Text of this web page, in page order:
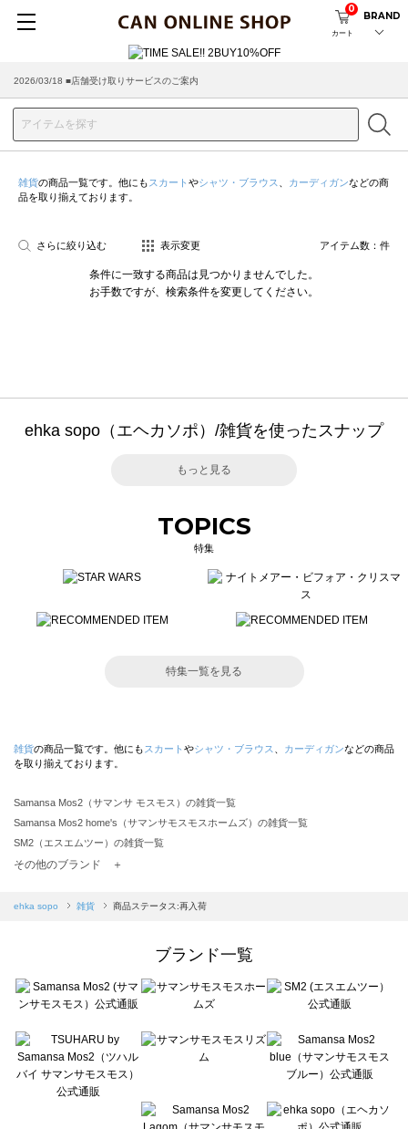
カート
0
BRAND
2026/03/18 ■店舗受け取りサービスのご案内
雑貨の商品一覧です。他にも スカート やシャツ・ブラウス カーディガンなどの商
品を取り揃えております。
さらに絞り込む 表示変更 アイテム数： 件
条件に一致する商品は見つかりませんでした。
お手数ですが、検索条件を変更してください。
ehka sopo（エヘカソポ）/雑貨を使ったスナップ
もっと見る
TOPICS
特集
特集一覧を見る
雑貨の商品一覧です。他にも スカート やシャツ・ブラウス カーディガンなどの商品
を取り揃えております。
Samansa Mos2（サマンサ モスモス）の雑貨一覧
Samansa Mos2 home's（サマンサモスモスホームズ）の雑貨一覧
SM2（エスエムツー）の雑貨一覧
TSUHARU by Samansa Mos2（ツハルバイサマンサモスモス）の雑貨一覧
Samansa Mos2 blue（サマンサモスモス ブルー）の雑貨一覧
sō4ū（ソウフォーユー）の雑貨一覧
Te chichi（テチチ）の雑貨一覧
Te chichi CLASSIC（テチチ クラシック）の雑貨一覧
Lugnoncure（ルノンキュール）の雑貨一覧
BETTY'S BLUE（べティーズブルー）の雑貨一覧
Wpc.（ワールドパーティー）の雑貨一覧
その他のブランド ＋
ehka sopo 雑貨 商品ステータス:再入荷
ブランド一覧